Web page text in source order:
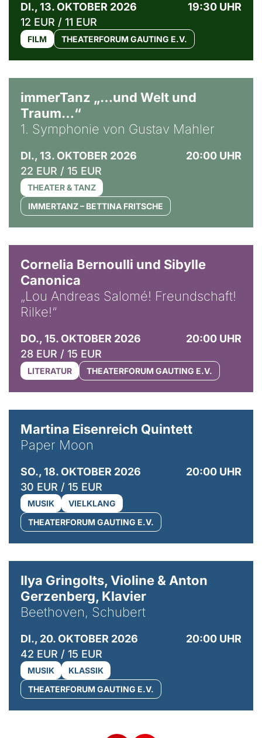
DI., 13. OKTOBER 2026
19:30 UHR
12 EUR / 11 EUR
FILM THEATERFORUM GAUTING E.V.
immerTanz „…und Welt und
Traum…“
1. Symphonie von Gustav Mahler
DI., 13. OKTOBER 2026
20:00 UHR
22 EUR / 15 EUR
THEATER & TANZ
IMMERTANZ – BETTINA FRITSCHE
Cornelia Bernoulli und Sibylle
Canonica
„Lou Andreas Salomé! Freundschaft!
Rilke!“
DO., 15. OKTOBER 2026
20:00 UHR
28 EUR / 15 EUR
LITERATUR THEATERFORUM GAUTING E.V.
Martina Eisenreich Quintett
Paper Moon
SO., 18. OKTOBER 2026
20:00 UHR
30 EUR / 15 EUR
MUSIK
VIELKLANG
THEATERFORUM GAUTING E.V.
Ilya Gringolts, Violine & Anton
Gerzenberg, Klavier
Beethoven, Schubert
DI., 20. OKTOBER 2026
20:00 UHR
42 EUR / 15 EUR
MUSIK
KLASSIK
THEATERFORUM GAUTING E.V.